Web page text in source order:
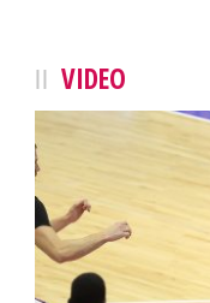
VIDEO